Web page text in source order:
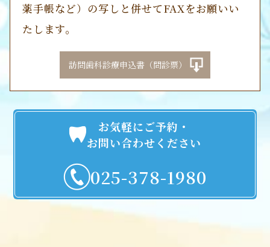
薬手帳など）の写しと併せてFAXをお願いい
たします。
訪問歯科診療申込書（問診票）
お気軽にご予約・
お問い合わせください
025-378-1980